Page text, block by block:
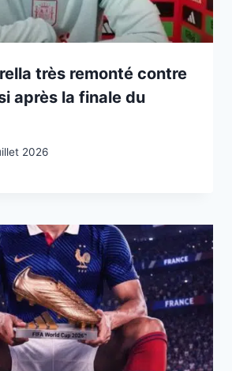
très remonté contre
après la finale du
2026